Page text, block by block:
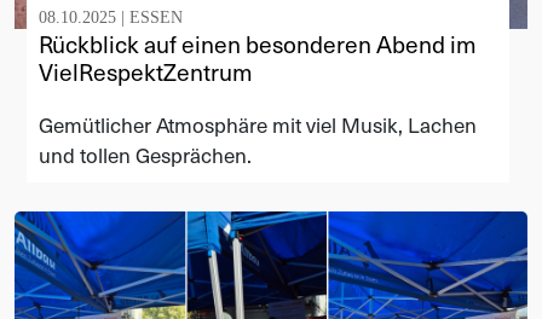
08.10.2025 | ESSEN
Rückblick auf einen besonderen Abend im
VielRespektZentrum
Gemütlicher Atmosphäre mit viel Musik, Lachen
und tollen Gesprächen.